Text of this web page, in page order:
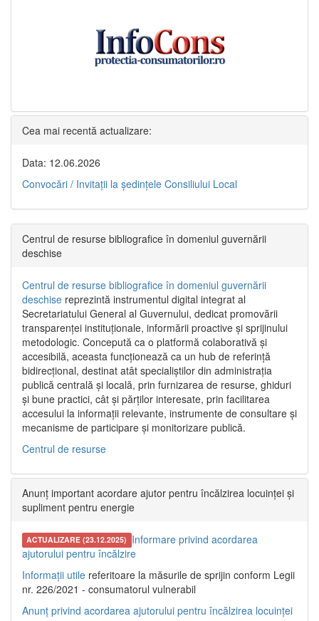
Cea mai recentă actualizare:
Data: 12.06.2026
Convocări / Invitaţii la şedinţele Consiliului Local
Centrul de resurse bibliografice în domeniul guvernării
deschise
Centrul de resurse bibliografice în domeniul guvernării
deschise reprezintă instrumentul digital integrat al
Secretariatului General al Guvernului, dedicat promovării
transparenței instituționale, informării proactive și sprijinului
metodologic. Concepută ca o platformă colaborativă și
accesibilă, aceasta funcționează ca un hub de referință
bidirecțional, destinat atât specialiștilor din administrația
publică centrală și locală, prin furnizarea de resurse, ghiduri
și bune practici, cât și părților interesate, prin facilitarea
accesului la informații relevante, instrumente de consultare și
mecanisme de participare și monitorizare publică.
Centrul de resurse
Anunț important acordare ajutor pentru încălzirea locuinței și
supliment pentru energie
ACTUALIZARE (23.12.2025) Informare privind acordarea
ajutorului pentru încălzire
Informații utile referitoare la măsurile de sprijin conform Legii
nr. 226/2021 - consumatorul vulnerabil
Anunț privind acordarea ajutorului pentru încălzirea locuinței